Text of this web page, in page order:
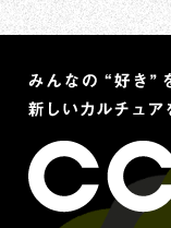
その他のお問い合わせ
蔦屋書店について